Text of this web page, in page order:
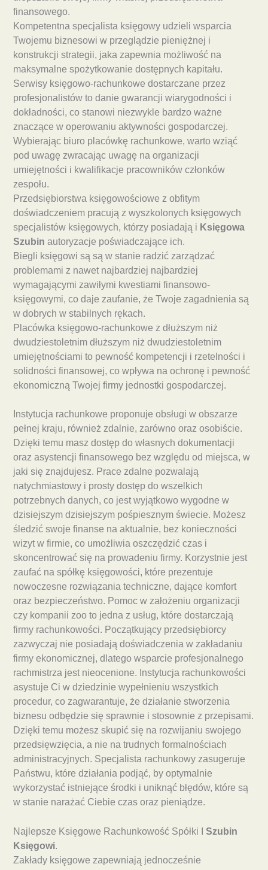
finansowego.
Kompetentna specjalista księgowy udzieli wsparcia
Twojemu biznesowi w przeglądzie pieniężnej i
konstrukcji strategii, jaka zapewnia możliwość na
maksymalne spożytkowanie dostępnych kapitału.
Serwisy księgowo-rachunkowe dostarczane przez
profesjonalistów to danie gwarancji wiarygodności i
dokładności, co stanowi niezwykle bardzo ważne
znaczące w operowaniu aktywności gospodarczej.
Wybierając biuro placówkę rachunkowe, warto wziąć
pod uwagę zwracając uwagę na organizacji
umiejętności i kwalifikacje pracowników członków
zespołu.
Przedsiębiorstwa księgowościowe z obfitym
doświadczeniem pracują z wyszkolonych księgowych
specjalistów księgowych, którzy posiadają i Księgowa
Szubin autoryzacje poświadczające ich.
Biegli księgowi są są w stanie radzić zarządzać
problemami z nawet najbardziej najbardziej
wymagającymi zawiłymi kwestiami finansowo-
księgowymi, co daje zaufanie, że Twoje zagadnienia są
w dobrych w stabilnych rękach.
Placówka księgowo-rachunkowe z dłuższym niż
dwudziestoletnim dłuższym niż dwudziestoletnim
umiejętnościami to pewność kompetencji i rzetelności i
solidności finansowej, co wpływa na ochronę i pewność
ekonomiczną Twojej firmy jednostki gospodarczej.
Instytucja rachunkowe proponuje obsługi w obszarze
pełnej kraju, również zdalnie, zarówno oraz osobiście.
Dzięki temu masz dostęp do własnych dokumentacji
oraz asystencji finansowego bez względu od miejsca, w
jaki się znajdujesz. Prace zdalne pozwalają
natychmiastowy i prosty dostęp do wszelkich
potrzebnych danych, co jest wyjątkowo wygodne w
dzisiejszym dzisiejszym pośpiesznym świecie. Możesz
śledzić swoje finanse na aktualnie, bez konieczności
wizyt w firmie, co umożliwia oszczędzić czas i
skoncentrować się na prowadeniu firmy. Korzystnie jest
zaufać na spółkę księgowości, które prezentuje
nowoczesne rozwiązania techniczne, dające komfort
oraz bezpieczeństwo. Pomoc w założeniu organizacji
czy kompanii zoo to jedna z usług, które dostarczają
firmy rachunkowości. Początkujący przedsiębiorcy
zazwyczaj nie posiadają doświadczenia w zakładaniu
firmy ekonomicznej, dlatego wsparcie profesjonalnego
rachmistrza jest nieocenione. Instytucja rachunkowości
asystuje Ci w dziedzinie wypełnieniu wszystkich
procedur, co zagwarantuje, że działanie stworzenia
biznesu odbędzie się sprawnie i stosownie z przepisami.
Dzięki temu możesz skupić się na rozwijaniu swojego
przedsięwzięcia, a nie na trudnych formalnościach
administracyjnych. Specjalista rachunkowy zasugeruje
Państwu, które działania podjąć, by optymalnie
wykorzystać istniejące środki i uniknąć błędów, które są
w stanie narażać Ciebie czas oraz pieniądze.
Najlepsze Księgowe Rachunkowość Spółki I Szubin
Księgowi.
Zakłady księgowe zapewniają jednocześnie